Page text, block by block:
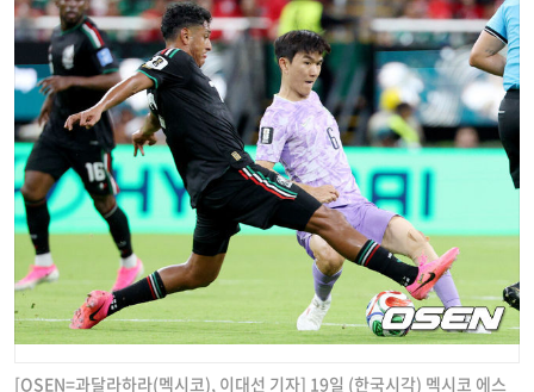
[OSEN=과달라하라(멕시코), 이대선 기자] 19일 (한국시각) 멕시코 에스